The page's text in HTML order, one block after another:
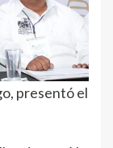
presentó el